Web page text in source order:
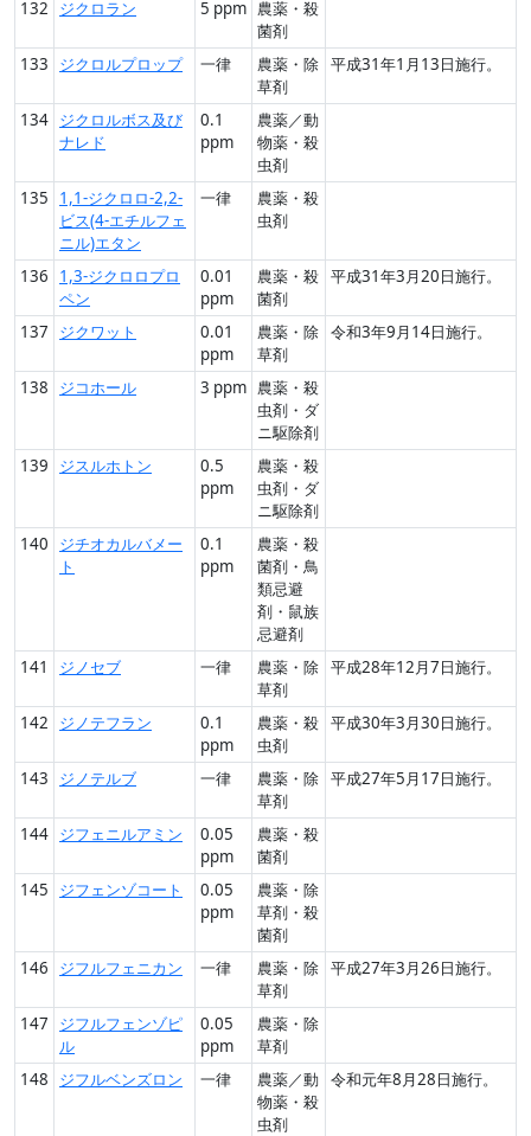
132
ジクロラン 5 ppm 農薬・殺
菌剤
133
ジクロルプロップ 一律
農薬・除
草剤
平成31年1月13日施行。
134 ジクロルボス及び
ナレド
0.1
ppm
農薬／動
物薬・殺
虫剤
135
1,1-ジクロロ-2,2-
ビス(4-エチルフェ
ニル)エタン
一律
農薬・殺
虫剤
136
1,3-ジクロロプロ
ペン
0.01
ppm
農薬・殺
菌剤
平成31年3月20日施行。
137 ジクワット
0.01
ppm
農薬・除
草剤
令和3年9月14日施行。
138 ジコホール 3 ppm 農薬・殺
虫剤・ダ
ニ駆除剤
139
ジスルホトン
0.5
ppm
農薬・殺
虫剤・ダ
ニ駆除剤
140
ジチオカルバメー
ト
0.1
ppm
農薬・殺
菌剤・鳥
類忌避
剤・鼠族
忌避剤
141
ジノセブ 一律
農薬・除
草剤
平成28年12月7日施行。
142 ジノテフラン
0.1
ppm
農薬・殺
虫剤
平成30年3月30日施行。
143 ジノテルブ 一律
農薬・除
草剤
平成27年5月17日施行。
144 ジフェニルアミン
0.05
ppm
農薬・殺
菌剤
145
ジフェンゾコート
0.05
ppm
農薬・除
草剤・殺
菌剤
146
ジフルフェニカン 一律
農薬・除
草剤
平成27年3月26日施行。
147
ジフルフェンゾピ
ル
0.05
ppm
農薬・除
草剤
148
ジフルベンズロン 一律
農薬／動
物薬・殺
虫剤
令和元年8月28日施行。